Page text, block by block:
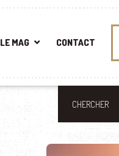
LE MAG CONTACT